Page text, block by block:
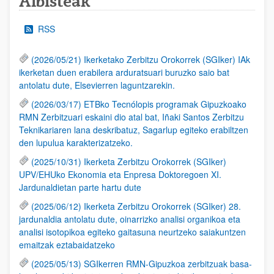
RSS
(2026/05/21) Ikerketako Zerbitzu Orokorrek (SGIker) IAk
ikerketan duen erabilera arduratsuari buruzko saio bat
antolatu dute, Elsevierren laguntzarekin.
(2026/03/17) ETBko Tecnólopis programak Gipuzkoako
RMN Zerbitzuari eskaini dio atal bat, Iñaki Santos Zerbitzu
Teknikariaren lana deskribatuz, Sagarlup egiteko erabiltzen
den lupulua karakterizatzeko.
(2025/10/31) Ikerketa Zerbitzu Orokorrek (SGIker)
UPV/EHUko Ekonomia eta Enpresa Doktoregoen XI.
Jardunaldietan parte hartu dute
(2025/06/12) Ikerketa Zerbitzu Orokorrek (SGIker) 28.
jardunaldia antolatu dute, oinarrizko analisi organikoa eta
analisi isotopikoa egiteko gaitasuna neurtzeko saiakuntzen
emaitzak eztabaidatzeko
(2025/05/13) SGIkerren RMN-Gipuzkoa zerbitzuak basa-